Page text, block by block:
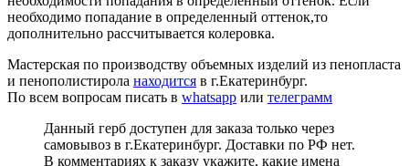
необходимо попадание в определенный оттенок,то
дополнительно рассчитывается колеровка.
Мастерская по производству объемных изделий из пенопласта
и пенополистирола находится в г.Екатеринбург.
По всем вопросам писать в whatsapp или телеграмм
Данный герб доступен для заказа только через
самовывоз в г.Екатеринбург. Доставки по РФ нет.
В комментариях к заказу укажите, какие имена